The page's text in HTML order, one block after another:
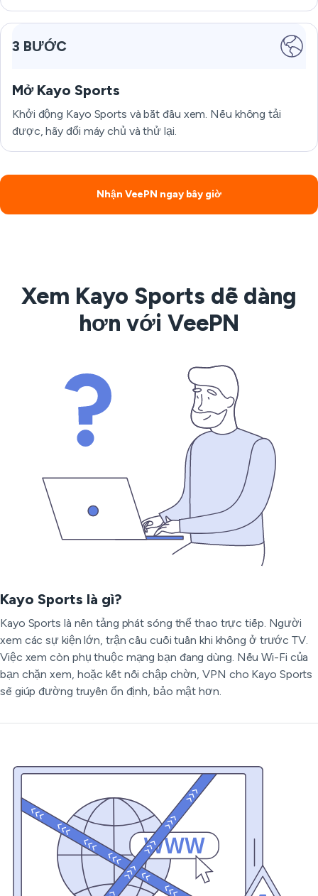
3 BƯỚC
Mở Kayo Sports
Khởi động Kayo Sports và bắt đầu xem. Nếu không tải
được, hãy đổi máy chủ và thử lại.
Nhận VeePN ngay bây giờ
Xem Kayo Sports dễ dàng
hơn với VeePN
Kayo Sports là gì?
Kayo Sports là nền tảng phát sóng thể thao trực tiếp. Người
xem các sự kiện lớn, trận cầu cuối tuần khi không ở trước TV.
Việc xem còn phụ thuộc mạng bạn đang dùng. Nếu Wi-Fi của
bạn chặn xem, hoặc kết nối chập chờn, VPN cho Kayo Sports
sẽ giúp đường truyền ổn định, bảo mật hơn.